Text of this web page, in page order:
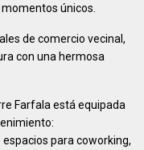
únicos.
de comercio vecinal,
con una hermosa
Farfala está equipada
para coworking,